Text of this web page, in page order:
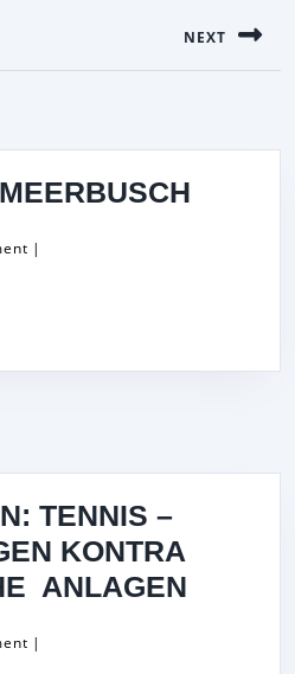
NEXT
|
TENNIS –
KONTRA
ANLAGEN
|